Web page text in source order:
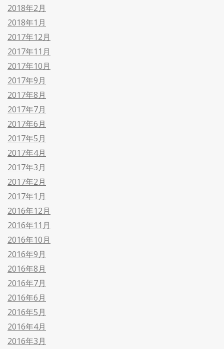
2018年2月
2018年1月
2017年12月
2017年11月
2017年10月
2017年9月
2017年8月
2017年7月
2017年6月
2017年5月
2017年4月
2017年3月
2017年2月
2017年1月
2016年12月
2016年11月
2016年10月
2016年9月
2016年8月
2016年7月
2016年6月
2016年5月
2016年4月
2016年3月